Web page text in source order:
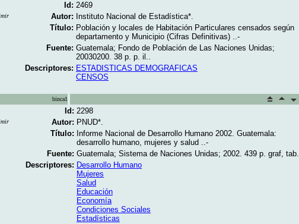
Id: 2469
Autor: Instituto Nacional de Estadística*.
Título: Población y locales de Habitación Particulares censados según
departamento y Municipio (Cifras Definitivas) ..-
Fuente: Guatemala; Fondo de Población de Las Naciones Unidas;
20030200. 38 p. p. il..
Descriptores: ESTADISTICAS DEMOGRAFICAS
CENSOS
binca1
Id: 2298
Autor: PNUD*.
Título: Informe Nacional de Desarrollo Humano 2002. Guatemala:
desarrollo humano, mujeres y salud ..-
Fuente: Guatemala; Sistema de Naciones Unidas; 2002. 439 p. graf, tab.
Descriptores: Desarrollo Humano
Mujeres
Salud
Educación
Economía
Condiciones Sociales
Estadísticas